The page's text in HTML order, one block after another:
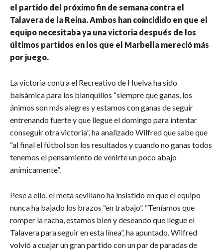
el partido del próximo fin de semana contra el
Talavera de la Reina. Ambos han coincidido en que el
equipo necesitaba ya una victoria después de los
últimos partidos en los que el Marbella mereció más
por juego.
La victoria contra el Recreativo de Huelva ha sido
balsámica para los blanquillos “siempre que ganas, los
ánimos son más alegres y estamos con ganas de seguir
entrenando fuerte y que llegue el domingo para intentar
conseguir otra victoria”, ha analizado Wilfred que sabe que
“al final el fútbol son los resultados y cuando no ganas todos
tenemos el pensamiento de venirte un poco abajo
anímicamente”.
Pese a ello, el meta sevillano ha insistido en que el equipo
nunca ha bajado los brazos “en trabajo”. “Teníamos que
romper la racha, estamos bien y deseando que llegue el
Talavera para seguir en esta línea”, ha apuntado. Wilfred
volvió a cuajar un gran partido con un par de paradas de